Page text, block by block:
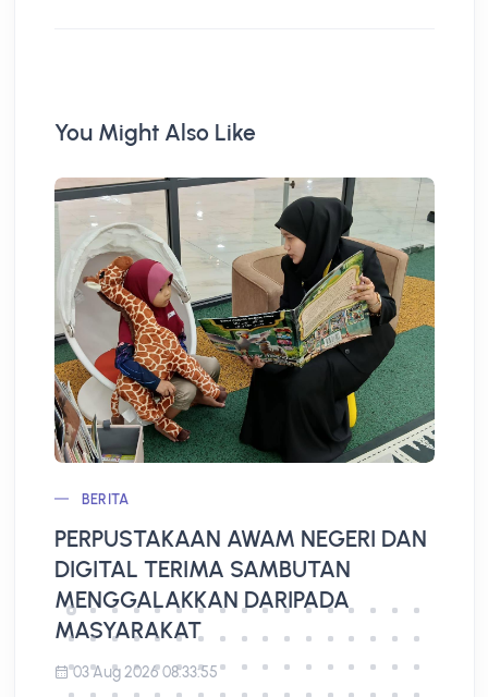
You Might Also Like
BERITA
PERPUSTAKAAN AWAM NEGERI DAN
DIGITAL TERIMA SAMBUTAN
MENGGALAKKAN DARIPADA
MASYARAKAT
03 Aug 2026 08:33:55